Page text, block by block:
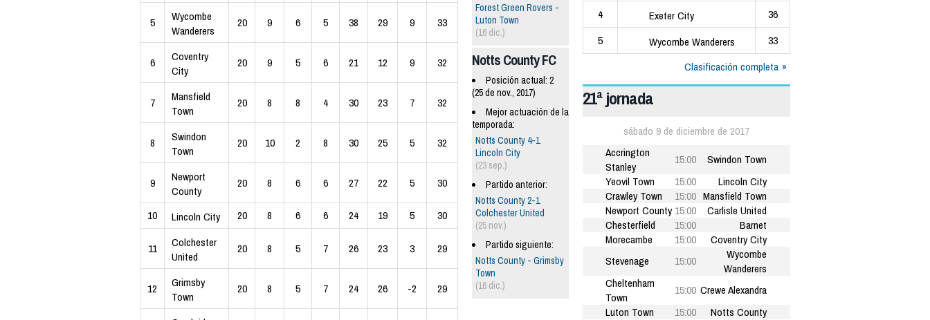
5
Wycombe
Wanderers
20 9 6 5 38 29 9 33
6
Coventry
City
20 9 5 6 21 12 9 32
7
Mansfield
Town
20 8 8 4 30 23 7 32
8
Swindon
Town
20 10 2 8 30 25 5 32
9
Newport
County
20 8 6 6 27 22 5 30
10 Lincoln City 20 8 6 6 24 19 5 30
11
Colchester
United
20 8 5 7 26 23 3 29
12
Grimsby
Town
20 8 5 7 24 26 -2 29
Forest Green Rovers -
Luton Town
(16 dic.)
Notts County FC
Posición actual: 2
(25 de nov., 2017)
Mejor actuación de la
temporada:
Notts County 4-1
Lincoln City
(23 sep.)
Partido anterior:
Notts County 2-1
Colchester United
(25 nov.)
Partido siguiente:
Notts County - Grimsby
Town
(16 dic.)
4
Exeter City
36
5
Wycombe Wanderers
33
Clasificación completa
21ª jornada
sábado 9 de diciembre de 2017
Accrington
Stanley
15:00
Swindon Town
Yeovil Town
15:00
Lincoln City
Crawley Town
15:00 Mansfield Town
Newport County 15:00
Carlisle United
Chesterfield
15:00
Barnet
Morecambe
15:00
Coventry City
Stevenage
15:00
Wycombe
Wanderers
Cheltenham
Town
15:00 Crewe Alexandra
Luton Town
15:00
Notts County